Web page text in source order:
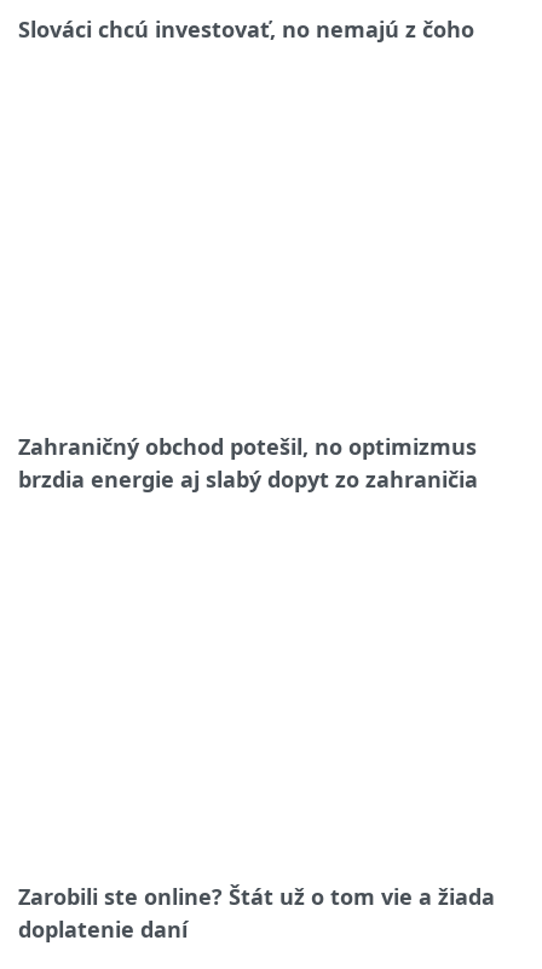
Slováci chcú investovať, no nemajú z čoho
Zahraničný obchod potešil, no optimizmus
brzdia energie aj slabý dopyt zo zahraničia
Zarobili ste online? Štát už o tom vie a žiada
doplatenie daní